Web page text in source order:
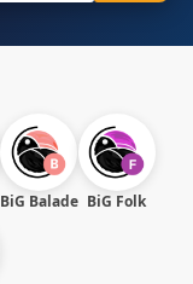
BiG Balade BiG Folk